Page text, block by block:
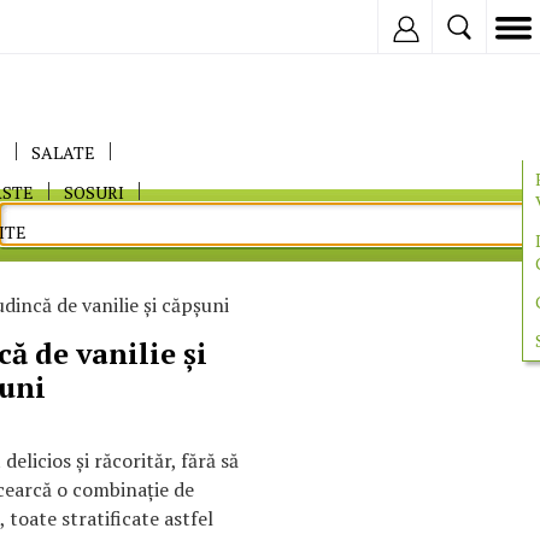
SALATE
SOSURI
de vanilie şi căpşuni
de vanilie şi
şi răcorităr, fără să
o combinaţie de
toate stratificate astfel